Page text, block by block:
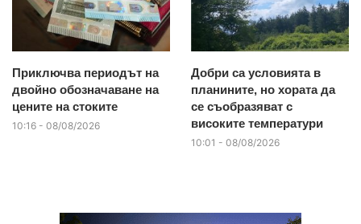
Приключва периодът на
двойно обозначаване на
цените на стоките
10:16 - 08/08/2026
Добри са условията в
планините, но хората да
се съобразяват с
високите температури
10:01 - 08/08/2026